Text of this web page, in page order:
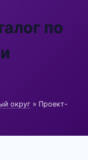
по
округ » Проект-